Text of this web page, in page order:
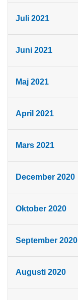
Juli 2021
Juni 2021
Maj 2021
April 2021
Mars 2021
December 2020
Oktober 2020
September 2020
Augusti 2020